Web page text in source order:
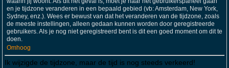
en je tijdzone veranderen in een bepaald gebied (vb: Amsterdam, New York,
Sydney, enz.). Wees er bewust van dat het veranderen van de tijdzone, zoals
de meeste instellingen, alleen gedaan kunnen worden door geregistreerde
gebruikers. Als je nog niet geregistreerd bent is dit een goed moment om dit te
doen.
Omhoog
Ik wijzigde de tijdzone, maar de tijd is nog steeds verkeerd!